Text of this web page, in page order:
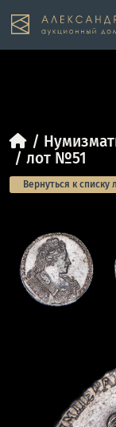
лот №51
Вернуться к списку